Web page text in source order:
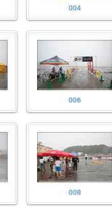
004
006
008